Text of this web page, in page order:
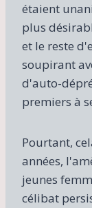
étaient
plus
et le reste
soupirant
d'auto-
premiers à
Pourtant,
années,
jeunes
célibat